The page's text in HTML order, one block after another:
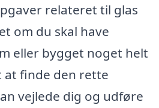
relateret til glas
om du skal have
eller bygget noget helt
finde den rette
vejlede dig og udføre